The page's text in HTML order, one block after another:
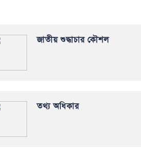
জাতীয় শুদ্ধাচার কৌশল
তথ্য অধিকার